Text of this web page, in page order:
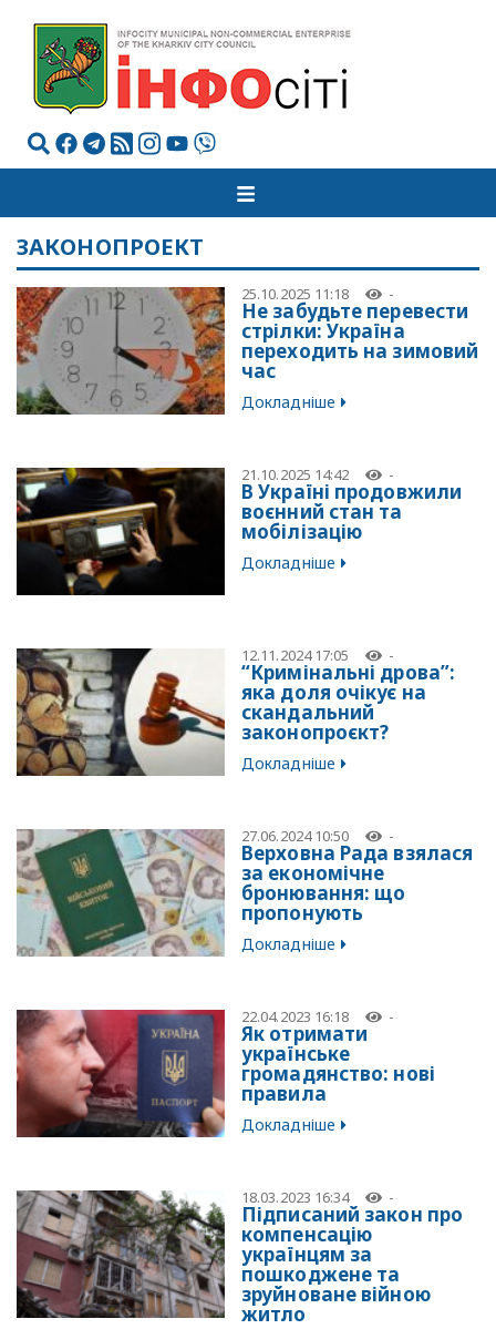
ЗАКОНОПРОЕКТ
25.10.2025 11:18 -
Не забудьте перевести
стрілки: Україна
переходить на зимовий
час
Докладніше
21.10.2025 14:42 -
В Україні продовжили
воєнний стан та
мобілізацію
Докладніше
12.11.2024 17:05 -
“Кримінальні дрова”:
яка доля очікує на
скандальний
законопроєкт?
Докладніше
27.06.2024 10:50 -
Верховна Рада взялася
за економічне
бронювання: що
пропонують
Докладніше
22.04.2023 16:18 -
Як отримати
українське
громадянство: нові
правила
Докладніше
18.03.2023 16:34 -
Підписаний закон про
компенсацію
українцям за
пошкоджене та
зруйноване війною
житло